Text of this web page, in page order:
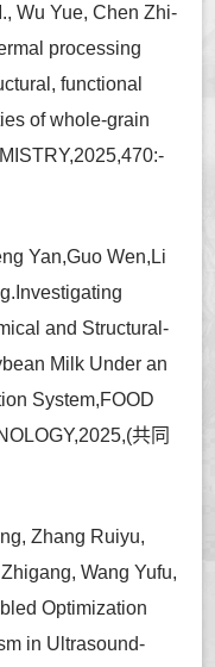
Wu Yue, Chen Zhi-
processing
functional
of whole-grain
Yan,Guo Wen,Li
and Structural-
Milk Under an
System,FOOD
共同
Zhang Ruiyu,
Wang Yufu,
Optimization
in Ultrasound-